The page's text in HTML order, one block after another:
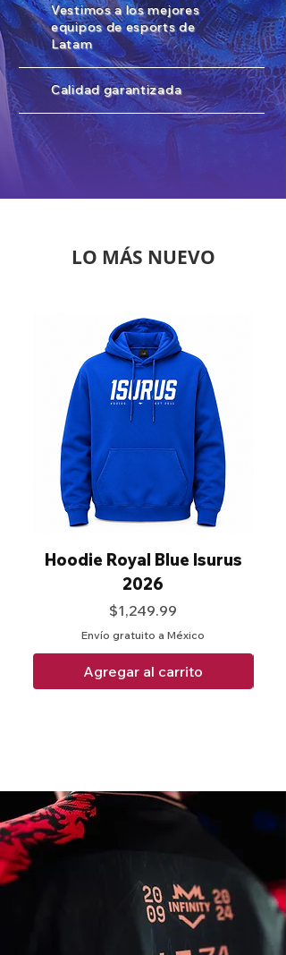
Vestimos a los mejores
equipos de esports de
Latam
Calidad garantizada
LO MÁS NUEVO
Hoodie Royal Blue Isurus
2026
Precio
$1,249.99
Envío gratuito a México
Agregar al carrito